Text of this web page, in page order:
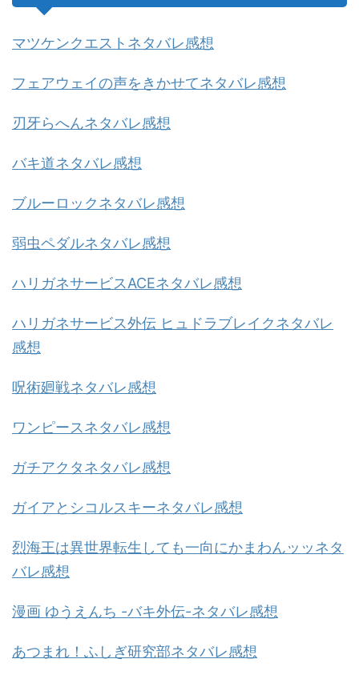
マツケンクエストネタバレ感想
フェアウェイの声をきかせてネタバレ感想
刃牙らへんネタバレ感想
バキ道ネタバレ感想
ブルーロックネタバレ感想
弱虫ペダルネタバレ感想
ハリガネサービスACEネタバレ感想
ハリガネサービス外伝 ヒュドラブレイクネタバレ
感想
呪術廻戦ネタバレ感想
ワンピースネタバレ感想
ガチアクタネタバレ感想
ガイアとシコルスキーネタバレ感想
烈海王は異世界転生しても一向にかまわんッッネタ
バレ感想
漫画 ゆうえんち -バキ外伝-ネタバレ感想
あつまれ！ふしぎ研究部ネタバレ感想